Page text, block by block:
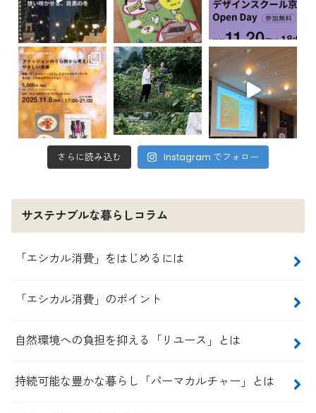
さらに読み込む Instagram でフォロー
サステナブルな暮らしコラム
「エシカル消費」をはじめるには
「エシカル消費」のポイント
自然環境への負担を抑える「リユース」とは
持続可能な豊かな暮らし「パーマカルチャー」とは